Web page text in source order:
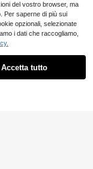
del vostro browser, ma
Per saperne di più sui
opzionali, selezionate
i dati che raccogliamo,
Accetta tutto